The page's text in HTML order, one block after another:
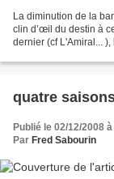
La diminution de la
clin d’œil du destin à
dernier (cf L'Amiral...
quatre
Publié le 02/12/2008
Par Fred Sabourin